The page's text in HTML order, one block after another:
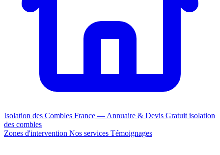
Isolation des Combles France — Annuaire & Devis Gratuit isolation
des combles
Zones d'intervention Nos services Témoignages